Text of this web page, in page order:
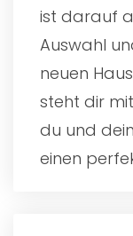
ist darauf
Auswahl
neuen
steht dir
du und
einen